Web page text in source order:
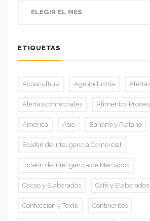
ETIQUETAS
Acuacultura Agroindustria
Alertas comerciales Alimentos
América Asia Banano y Plátano
Boletín de Inteligencia Comercial
Boletín de Inteligencia de Mercados
Cacao y Elaborados Café y Elaborados
Confección y Textil Continentes